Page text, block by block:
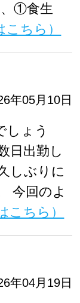
①食生
こちら）
年05月10日
しょう
日出勤し
しぶりに
今回のよ
こちら）
年04月19日